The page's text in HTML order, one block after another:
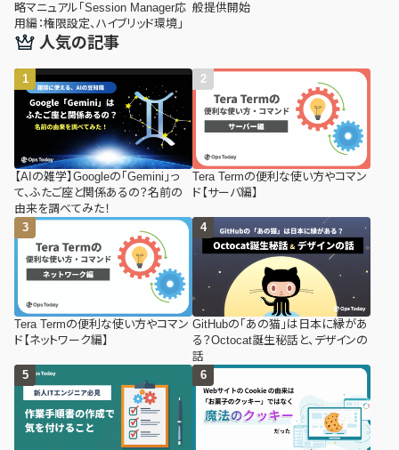
略マニュアル「Session Manager応
用編：権限設定、ハイブリッド環境」
般提供開始
人気の記事
【AIの雑学】Googleの「Gemini」っ
て、ふたご座と関係あるの？名前の
由来を調べてみた！
Tera Termの便利な使い方やコマン
ド【サーバ編】
Tera Termの便利な使い方やコマン
ド【ネットワーク編】
GitHubの「あの猫」は日本に縁があ
る？Octocat誕生秘話と、デザインの
話